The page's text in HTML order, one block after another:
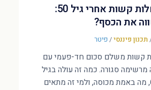
ביטוח מחלות קשות אחרי גיל 50:
את הכסף?
תכנון פיננסי/ פיטר
קשות משלם סכום חד-פעמי עם
סגורה. כמה זה עולה בגיל
55 ובגיל 60, מה באמת מכוסה, ולמי זה מתאים